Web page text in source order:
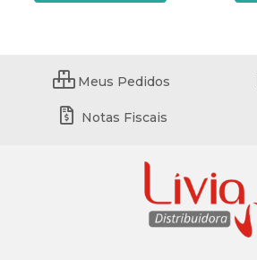
Meus Pedidos
Notas Fiscais